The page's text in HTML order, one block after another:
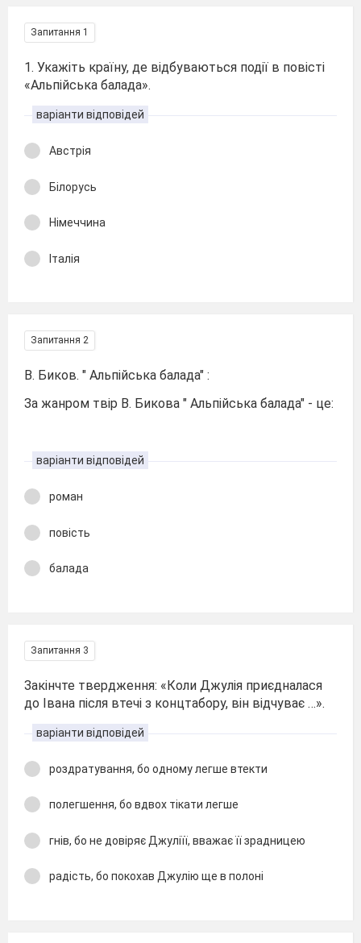
Запитання 1
1. Укажіть країну, де відбуваються події в повісті
«Альпійська балада».
варіанти відповідей
Австрія
Білорусь
Німеччина
Італія
Запитання 2
В. Биков. " Альпійська балада" :
За жанром твір В. Бикова " Альпійська балада" - це:
варіанти відповідей
роман
повість
балада
Запитання 3
Закінчте твердження: «Коли Джулія приєдналася
до Івана після втечі з концтабору, він відчуває …».
варіанти відповідей
роздратування, бо одному легше втекти
полегшення, бо вдвох тікати легше
гнів, бо не довіряє Джуліїї, вважає її зрадницею
радість, бо покохав Джулію ще в полоні